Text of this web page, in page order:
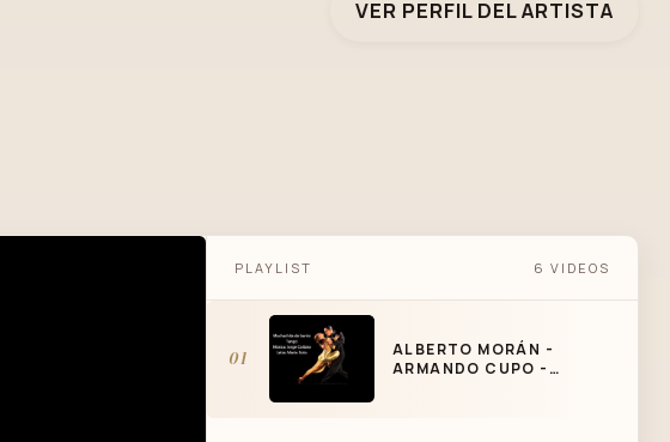
VER PERFIL DEL ARTISTA
PLAYLIST 6 VIDEOS
01
ALBERTO MORÁN -
ARMANDO CUPO -